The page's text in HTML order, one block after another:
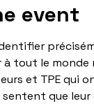
event
à tout le
et TPE qui
que